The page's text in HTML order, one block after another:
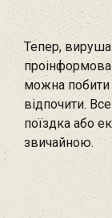
Тепер,
можна побити
відпочити.
поїздка або
звичайною.